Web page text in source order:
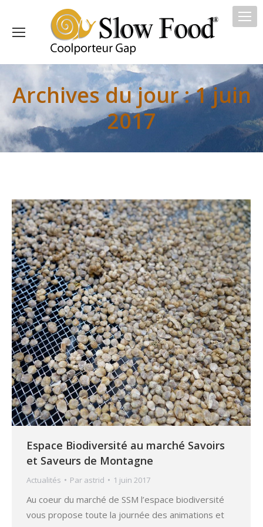
Archives du jour :1 juin
2017
Espace Biodiversité au marché Savoirs
et Saveurs de Montagne
Actualités Par astrid 1 juin 2017
Au coeur du marché de SSM l’espace biodiversité
vous propose toute la journée des animations et